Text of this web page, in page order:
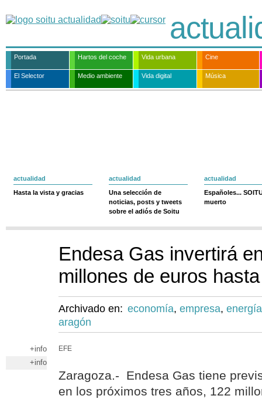
Portada Hartos del coche Vida urbana Cine
El Selector Medio ambiente Vida digital Música
actualidad
Hasta la vista y gracias
actualidad
Una selección de
noticias, posts y tweets
sobre el adiós de Soitu
actualidad
Españoles...
muerto
Endesa Gas invertirá
millones de euros
Archivado en: economía, empresa, energía
aragón
+info
+info
EFE
Zaragoza.- Endesa Gas tiene
en los próximos tres años, 122